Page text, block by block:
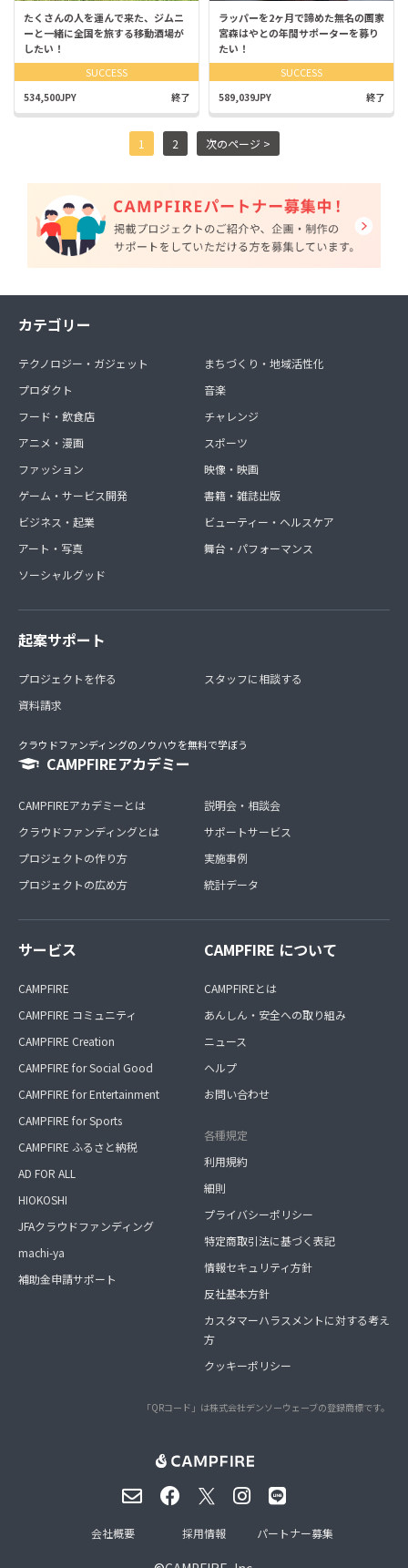
たくさんの人を運んで来た、ジムニ
ーと一緒に全国を旅する移動酒場が
したい！
SUCCESS
534,500JPY 終了
ラッパーを2ヶ月で諦めた無名の画家
宮森はやとの年間サポーターを募り
たい！
SUCCESS
589,039JPY 終了
1 2 次のページ >
カテゴリー
テクノロジー・ガジェット
プロダクト
フード・飲食店
アニメ・漫画
ファッション
ゲーム・サービス開発
ビジネス・起業
アート・写真
ソーシャルグッド
まちづくり・地域活性化
音楽
チャレンジ
スポーツ
映像・映画
書籍・雑誌出版
ビューティー・ヘルスケア
舞台・パフォーマンス
起案サポート
プロジェクトを作る
資料請求
スタッフに相談する
クラウドファンディングのノウハウを無料で学ぼう
CAMPFIREアカデミー
CAMPFIREアカデミーとは
クラウドファンディングとは
プロジェクトの作り方
プロジェクトの広め方
説明会・相談会
サポートサービス
実施事例
統計データ
サービス
CAMPFIRE
CAMPFIRE コミュニティ
CAMPFIRE Creation
CAMPFIRE for Social Good
CAMPFIRE for Entertainment
CAMPFIRE for Sports
CAMPFIRE ふるさと納税
AD FOR ALL
HIOKOSHI
JFAクラウドファンディング
machi-ya
補助金申請サポート
CAMPFIRE について
CAMPFIREとは
あんしん・安全への取り組み
ニュース
ヘルプ
お問い合わせ
各種規定
利用規約
細則
プライバシーポリシー
特定商取引法に基づく表記
情報セキュリティ方針
反社基本方針
カスタマーハラスメントに対する考え
方
クッキーポリシー
「QRコード」は株式会社デンソーウェーブの登録商標です。
会社概要 採用情報 パートナー募集